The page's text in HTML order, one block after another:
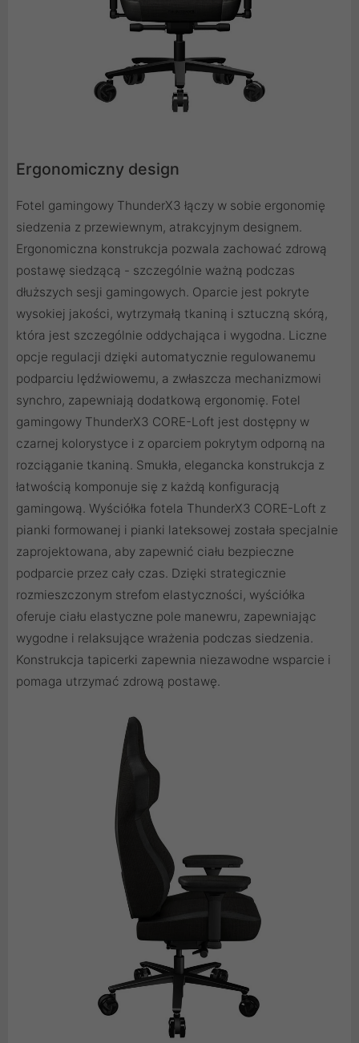
Ergonomiczny design
Fotel gamingowy ThunderX3 łączy w sobie ergonomię
siedzenia z przewiewnym, atrakcyjnym designem.
Ergonomiczna konstrukcja pozwala zachować zdrową
postawę siedzącą - szczególnie ważną podczas
dłuższych sesji gamingowych. Oparcie jest pokryte
wysokiej jakości, wytrzymałą tkaniną i sztuczną skórą,
która jest szczególnie oddychająca i wygodna. Liczne
opcje regulacji dzięki automatycznie regulowanemu
podparciu lędźwiowemu, a zwłaszcza mechanizmowi
synchro, zapewniają dodatkową ergonomię. Fotel
gamingowy ThunderX3 CORE-Loft jest dostępny w
czarnej kolorystyce i z oparciem pokrytym odporną na
rozciąganie tkaniną. Smukła, elegancka konstrukcja z
łatwością komponuje się z każdą konfiguracją
gamingową. Wyściółka fotela ThunderX3 CORE-Loft z
pianki formowanej i pianki lateksowej została specjalnie
zaprojektowana, aby zapewnić ciału bezpieczne
podparcie przez cały czas. Dzięki strategicznie
rozmieszczonym strefom elastyczności, wyściółka
oferuje ciału elastyczne pole manewru, zapewniając
wygodne i relaksujące wrażenia podczas siedzenia.
Konstrukcja tapicerki zapewnia niezawodne wsparcie i
pomaga utrzymać zdrową postawę.